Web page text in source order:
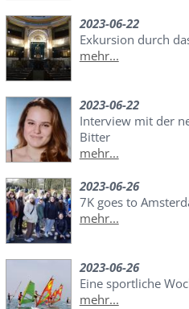
2023-06-22
Exkursion durch
mehr...
2023-06-22
Interview mit der
Bitter
mehr...
2023-06-26
7K goes to
mehr...
2023-06-26
Eine sportliche
mehr...